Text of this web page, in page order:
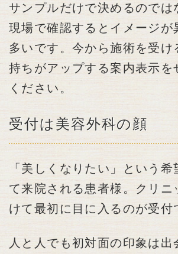
サンプルだけで決めるのでは
現場で確認するとイメージが
多いです。今から施術を受け
持ちがアップする案内表示を
ください。
受付は美容外科の顔
「美しくなりたい」という希
て来院される患者様。クリニ
けて最初に目に入るのが受付
人と人でも初対面の印象は出